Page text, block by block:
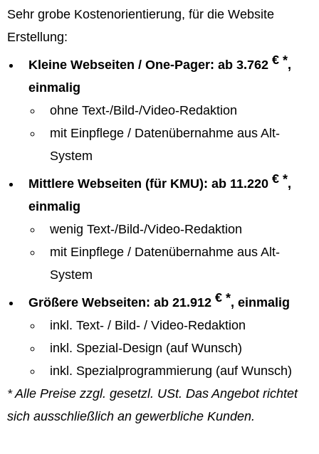
Sehr grobe Kostenorientierung, für die Website
Erstellung:
Kleine Webseiten / One-Pager: ab 3.762 € *,
einmalig
ohne Text-/Bild-/Video-Redaktion
mit Einpflege / Datenübernahme aus Alt-
System
Mittlere Webseiten (für KMU): ab 11.220 € *,
einmalig
wenig Text-/Bild-/Video-Redaktion
mit Einpflege / Datenübernahme aus Alt-
System
Größere Webseiten: ab 21.912 € *, einmalig
inkl. Text- / Bild- / Video-Redaktion
inkl. Spezial-Design (auf Wunsch)
inkl. Spezialprogrammierung (auf Wunsch)
* Alle Preise zzgl. gesetzl. USt. Das Angebot richtet
sich ausschließlich an gewerbliche Kunden.